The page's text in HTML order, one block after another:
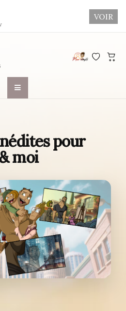
pour
moi
VOIR